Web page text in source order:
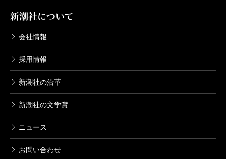
新潮社について
会社情報
採用情報
新潮社の沿革
新潮社の文学賞
ニュース
お問い合わせ